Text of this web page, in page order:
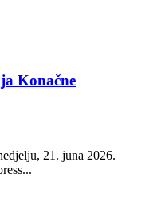
Konačne
21. juna 2026.